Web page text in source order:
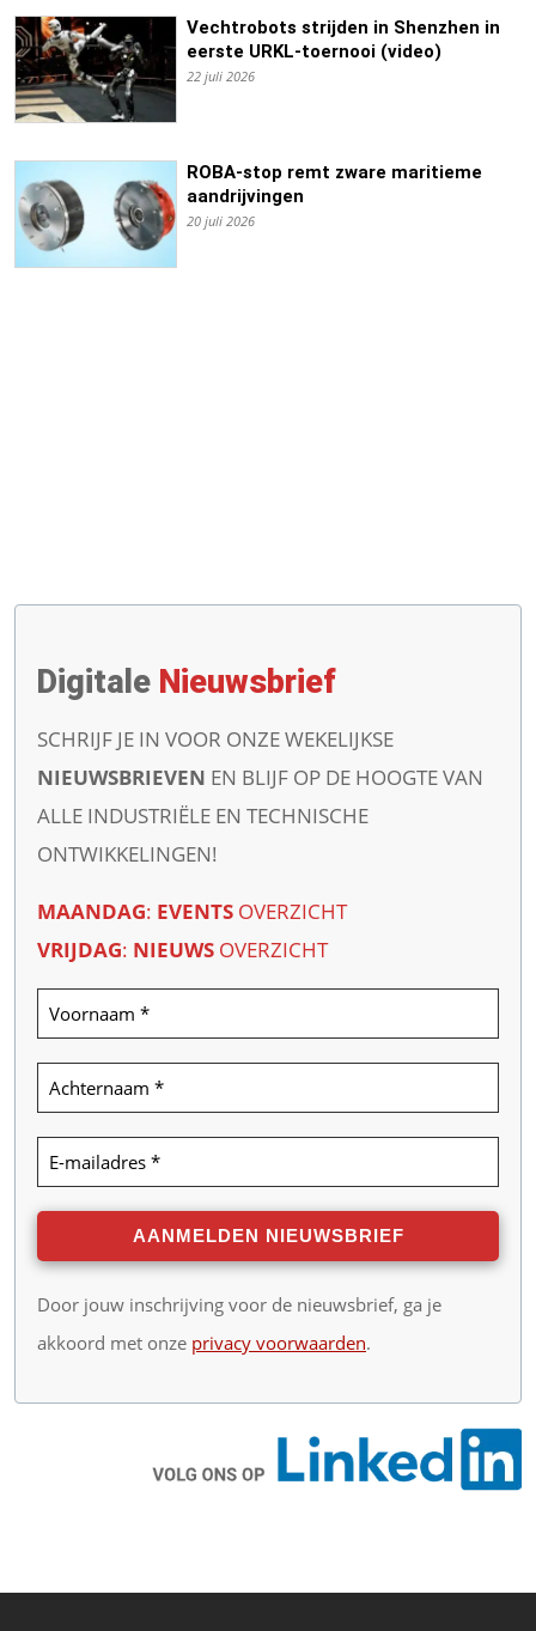
Vechtrobots strijden in Shenzhen in
eerste URKL-toernooi (video)
22 juli 2026
ROBA-stop remt zware maritieme
aandrijvingen
20 juli 2026
Digitale Nieuwsbrief
SCHRIJF JE IN VOOR ONZE WEKELIJKSE
NIEUWSBRIEVEN EN BLIJF OP DE HOOGTE VAN
ALLE INDUSTRIËLE EN TECHNISCHE
ONTWIKKELINGEN!
MAANDAG: EVENTS OVERZICHT
VRIJDAG: NIEUWS OVERZICHT
Door jouw inschrijving voor de nieuwsbrief, ga je
akkoord met onze privacy voorwaarden.